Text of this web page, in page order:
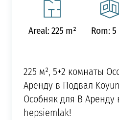
Areal: 225 m² Rom: 5
225 м², 5+2 комнаты
Аренду в Подвал
Особняк для В Аренду
hepsiemlak!